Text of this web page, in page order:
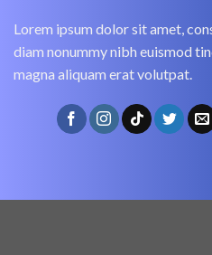
Lorem ipsum dolor sit amet,
diam nonummy nibh euismod
magna aliquam erat volutpat.